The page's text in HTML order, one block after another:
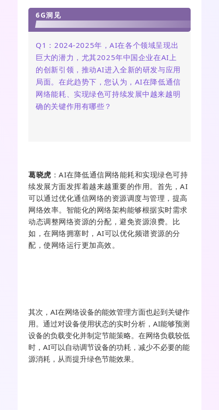
6G洞见
Q1：2024-2025年，AI在各个领域呈现出
巨大的潜力，尤其2025年中国企业在AI上
的创新引领，推动AI进入全新的研发与应用
局面。在此趋势下，您认为，AI在降低通信
网络能耗、实现绿色可持续发展中越来越明
确的关键作用有哪些？
葛晓虎 ：AI在降低通信网络能耗和实现绿色可持
续发展方面发挥着越来越重要的作用。 首先，AI
可以通过优化通信网络的资源调度与管理，提高
网络效率。 智能化的网络架构能够根据实时需求
动态调整网络资源的分配，避免资源浪费。 比
如，在网络拥塞时，AI可以优化频谱资源的分
配，使网络运行更加高效。
其次，AI在网络设备的能效管理方面也起到关键作
用。通过对设备使用状态的实时分析，AI能够预测
设备的负载变化并制定节能策略。在网络负载较低
时，AI可以自动调节设备的功耗，减少不必要的能
源消耗，从而提升绿色节能效果。